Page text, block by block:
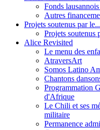
Fonds
Autres
Projets soutenus par le...
Projets soutenus
Alice Revisited
Le menu des
AtraversArt
Somos Latino
Chantons
Programmation
d'Afrique
Le Chili et ses
militaire
Permanence